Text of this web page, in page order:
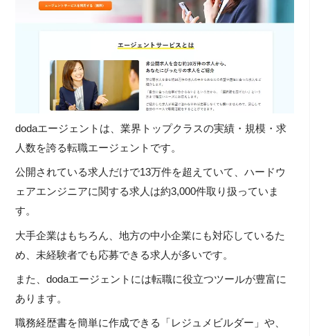
dodaエージェントは、業界トップクラスの実績・規模・求
人数を誇る転職エージェントです。
公開されている求人だけで13万件を超えていて、ハードウ
ェアエンジニアに関する求人は約3,000件取り扱っていま
す。
大手企業はもちろん、地方の中小企業にも対応しているた
め、未経験者でも応募できる求人が多いです。
また、dodaエージェントには転職に役立つツールが豊富に
あります。
職務経歴書を簡単に作成できる「レジュメビルダー」や、